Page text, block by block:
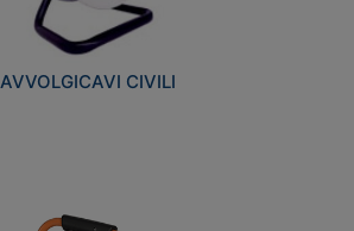
AVVOLGICAVI CIVILI